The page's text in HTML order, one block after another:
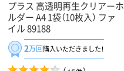
プラス 高透明再生クリアーホ
ルダー A4 1袋（10枚入） ファ
イル 89188
2万回購入いただきました！